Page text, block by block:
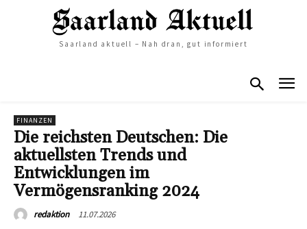
Saarland aktuell – Nah dran, gut informiert
FINANZEN
Die reichsten Deutschen: Die
aktuellsten Trends und
Entwicklungen im
Vermögensranking 2024
redaktion 11.07.2026